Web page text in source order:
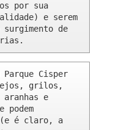
por sua
e serem
de
Parque Cisper
grilos,
e
podem
é claro, a